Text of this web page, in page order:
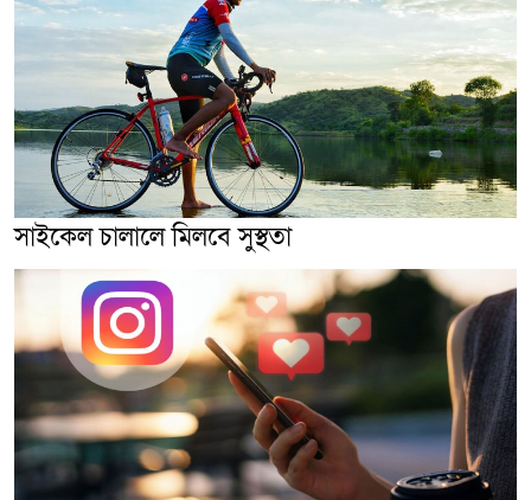
সাইকেল চালালে মিলবে সুস্থতা